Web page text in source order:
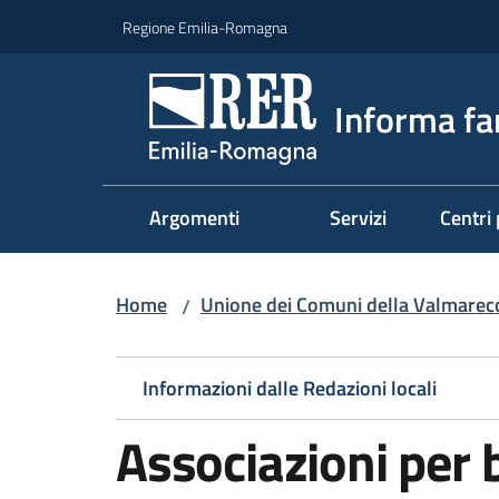
Regione Emilia-Romagna
Informa
Argomenti Servizi Centri
Home / Unione dei Comuni della
Informazioni dalle Redazioni locali
Associazioni per